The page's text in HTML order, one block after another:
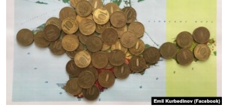
СПЕЦПРОЕКТИ
ДЕПОРТАЦІЯ
ВІДЕОУРОКИ «ELIFBE»
СВІДЧЕННЯ ОКУПАЦІЇ
УКРАЇНСЬКА ПРОБЛЕМА КРИМУ
ЯК ОБІЙТИ БЛОКУВАННЯ
Русский